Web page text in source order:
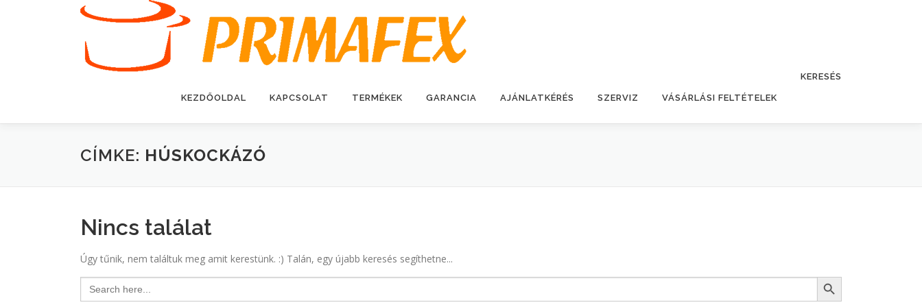
KEZDŐOLDAL KAPCSOLAT TERMÉKEK GARANCIA AJÁNLATKÉRÉS SZERVIZ VÁSÁRLÁSI FELTÉTELEK
KERESÉS
CÍMKE: HÚSKOCKÁZÓ
Nincs találat
Úgy tűnik, nem találtuk meg amit kerestünk. :) Talán, egy újabb keresés segíthetne...
Search
for:
Search Button